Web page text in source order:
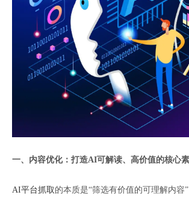
一、内容优化：打造AI可解读、高价值的核心
AI平台抓取 的本质是“筛选有价值的可理解内容